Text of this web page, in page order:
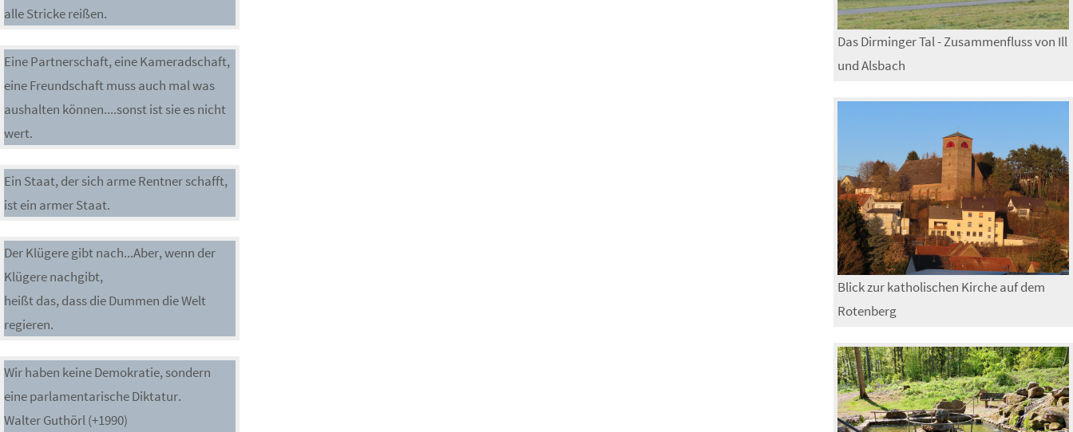
alle Stricke reißen.
Eine Partnerschaft, eine Kameradschaft,
eine Freundschaft muss auch mal was
aushalten können....sonst ist sie es nicht
wert.
Ein Staat, der sich arme Rentner schafft,
ist ein armer Staat.
Der Klügere gibt nach...Aber, wenn der
Klügere nachgibt,
heißt das, dass die Dummen die Welt
regieren.
Wir haben keine Demokratie, sondern
eine parlamentarische Diktatur.
Walter Guthörl (+1990)
Das Dirminger Tal - Zusammenfluss von Ill
und Alsbach
Blick zur katholischen Kirche auf dem
Rotenberg